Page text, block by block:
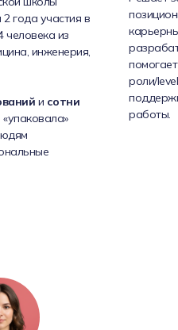
роли/
работы.
года участия в
человека из
инженерия,
и сотни
«упаковала»